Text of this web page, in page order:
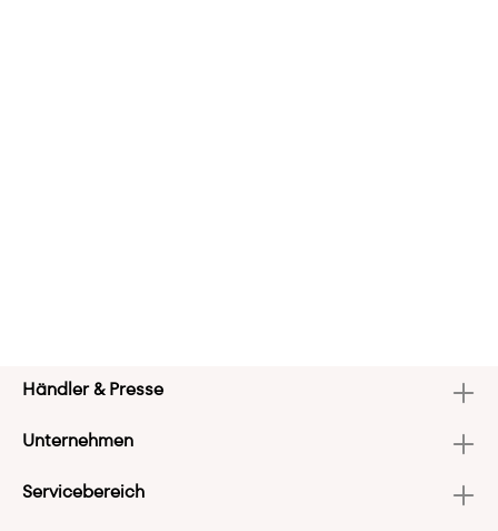
Händler & Presse
Unternehmen
Servicebereich